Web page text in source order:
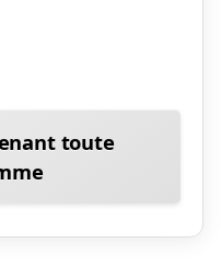
toute